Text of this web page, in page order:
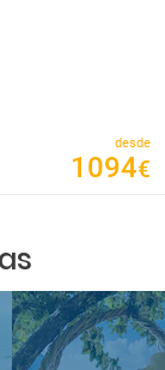
desde
1094€